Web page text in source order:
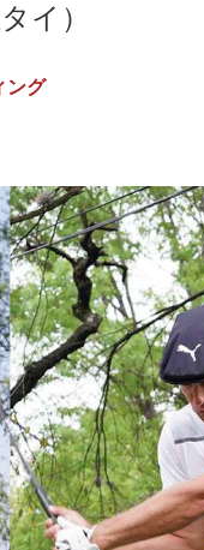
イ）
ング